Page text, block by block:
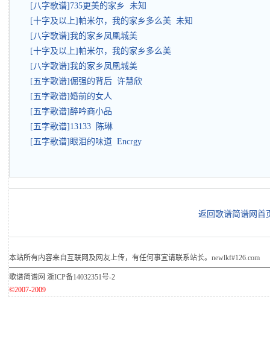
[八字歌谱]735更美的家乡 未知
[十字及以上]帕米尔，我的家乡多么美 未知
[八字歌谱]我的家乡凤凰城美
[十字及以上]帕米尔，我的家乡多么美
[八字歌谱]我的家乡凤凰城美
[五字歌谱]倔强的背后 许慧欣
[五字歌谱]婚前的女人
[五字歌谱]醉吟商小品
[五字歌谱]13133 陈琳
[五字歌谱]眼泪的味道 Encrgy
返回歌谱简谱网首
本站所有内容来自互联网及网友上传，有任何事宜请联系站长。newlkf#126.com
歌谱简谱网 浙ICP备14032351号-2
©2007-2009